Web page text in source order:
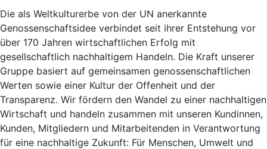
Die als Weltkulturerbe von der UN anerkannte
Genossenschaftsidee verbindet seit ihrer Entstehung vor
über 170 Jahren wirtschaftlichen Erfolg mit
gesellschaftlich nachhaltigem Handeln. Die Kraft unserer
Gruppe basiert auf gemeinsamen genossenschaftlichen
Werten sowie einer Kultur der Offenheit und der
Transparenz. Wir fördern den Wandel zu einer nachhaltigen
Wirtschaft und handeln zusammen mit unseren Kundinnen,
Kunden, Mitgliedern und Mitarbeitenden in Verantwortung
für eine nachhaltige Zukunft: Für Menschen, Umwelt und